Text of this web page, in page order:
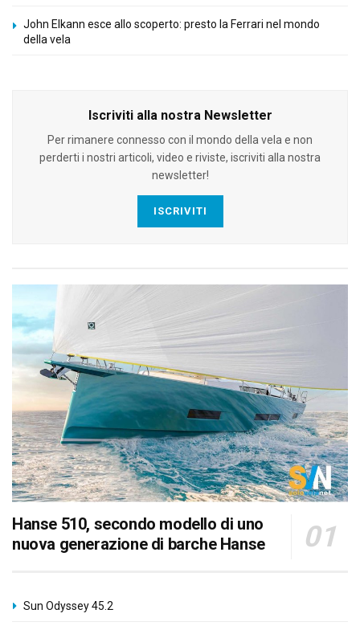
John Elkann esce allo scoperto: presto la Ferrari nel mondo
della vela
Iscriviti alla nostra Newsletter
Per rimanere connesso con il mondo della vela e non
perderti i nostri articoli, video e riviste, iscriviti alla nostra
newsletter!
ISCRIVITI
Hanse 510, secondo modello di uno
nuova generazione di barche Hanse
Sun Odyssey 45.2